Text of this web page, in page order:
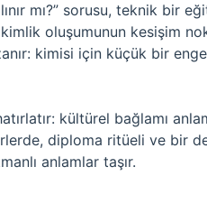
mı?” sorusu, teknik bir
oluşumunun kesişim
kimisi için küçük bir
kültürel bağlamı
diploma ritüeli ve bir
anlamlar taşır.